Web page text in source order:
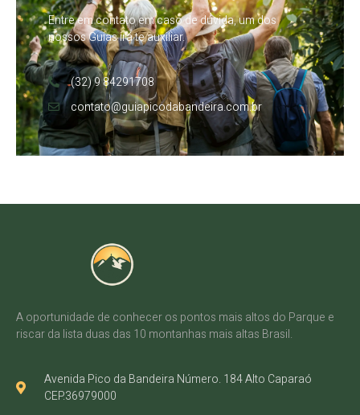
Entre em contato em caso de dúvida, um dos
nossos Guias irá te auxiliar.
(32) 9 84291708
contato@guiapicodabandeira.com.br
A oportunidade de conhecer os pontos mais altos do Parque e
riscar da lista duas das 10 montanhas mais altas Brasil.
Avenida Pico da Bandeira Número. 184 Alto Caparaó
CEP.36979000